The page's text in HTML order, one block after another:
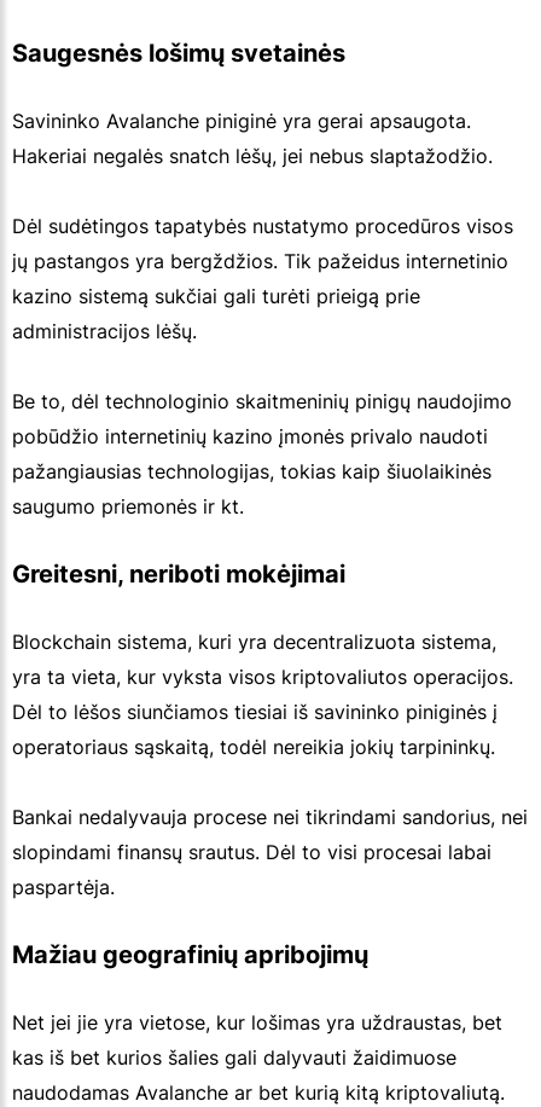
Saugesnės lošimų svetainės
Savininko Avalanche piniginė yra gerai apsaugota.
Hakeriai negalės snatch lėšų, jei nebus slaptažodžio.
Dėl sudėtingos tapatybės nustatymo procedūros visos
jų pastangos yra bergždžios. Tik pažeidus internetinio
kazino sistemą sukčiai gali turėti prieigą prie
administracijos lėšų.
Be to, dėl technologinio skaitmeninių pinigų naudojimo
pobūdžio internetinių kazino įmonės privalo naudoti
pažangiausias technologijas, tokias kaip šiuolaikinės
saugumo priemonės ir kt.
Greitesni, neriboti mokėjimai
Blockchain sistema, kuri yra decentralizuota sistema,
yra ta vieta, kur vyksta visos kriptovaliutos operacijos.
Dėl to lėšos siunčiamos tiesiai iš savininko piniginės į
operatoriaus sąskaitą, todėl nereikia jokių tarpininkų.
Bankai nedalyvauja procese nei tikrindami sandorius, nei
slopindami finansų srautus. Dėl to visi procesai labai
paspartėja.
Mažiau geografinių apribojimų
Net jei jie yra vietose, kur lošimas yra uždraustas, bet
kas iš bet kurios šalies gali dalyvauti žaidimuose
naudodamas Avalanche ar bet kurią kitą kriptovaliutą.